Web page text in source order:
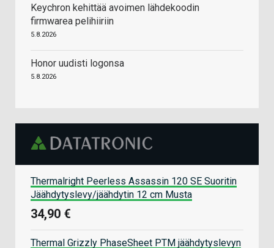
Keychron kehittää avoimen lähdekoodin
firmwarea pelihiiriin
5.8.2026
Honor uudisti logonsa
5.8.2026
Thermalright Peerless Assassin 120 SE Suoritin
Jäähdytyslevy/jäähdytin 12 cm Musta
34,90 €
Thermal Grizzly PhaseSheet PTM jäähdytyslevyn